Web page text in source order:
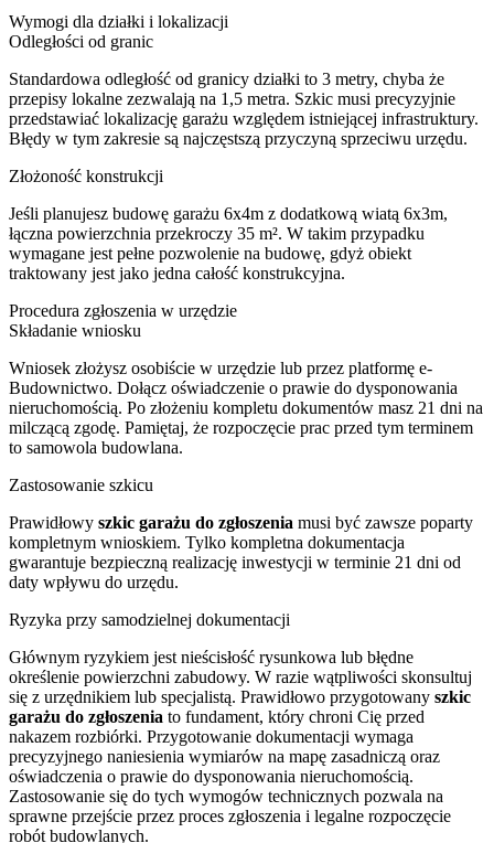
Wymogi dla działki i lokalizacji
Odległości od granic
Standardowa odległość od granicy działki to 3 metry, chyba że
przepisy lokalne zezwalają na 1,5 metra. Szkic musi precyzyjnie
przedstawiać lokalizację garażu względem istniejącej infrastruktury.
Błędy w tym zakresie są najczęstszą przyczyną sprzeciwu urzędu.
Złożoność konstrukcji
Jeśli planujesz budowę garażu 6x4m z dodatkową wiatą 6x3m,
łączna powierzchnia przekroczy 35 m². W takim przypadku
wymagane jest pełne pozwolenie na budowę, gdyż obiekt
traktowany jest jako jedna całość konstrukcyjna.
Procedura zgłoszenia w urzędzie
Składanie wniosku
Wniosek złożysz osobiście w urzędzie lub przez platformę e-
Budownictwo. Dołącz oświadczenie o prawie do dysponowania
nieruchomością. Po złożeniu kompletu dokumentów masz 21 dni na
milczącą zgodę. Pamiętaj, że rozpoczęcie prac przed tym terminem
to samowola budowlana.
Zastosowanie szkicu
Prawidłowy szkic garażu do zgłoszenia musi być zawsze poparty
kompletnym wnioskiem. Tylko kompletna dokumentacja
gwarantuje bezpieczną realizację inwestycji w terminie 21 dni od
daty wpływu do urzędu.
Ryzyka przy samodzielnej dokumentacji
Głównym ryzykiem jest nieścisłość rysunkowa lub błędne
określenie powierzchni zabudowy. W razie wątpliwości skonsultuj
się z urzędnikiem lub specjalistą. Prawidłowo przygotowany szkic
garażu do zgłoszenia to fundament, który chroni Cię przed
nakazem rozbiórki. Przygotowanie dokumentacji wymaga
precyzyjnego naniesienia wymiarów na mapę zasadniczą oraz
oświadczenia o prawie do dysponowania nieruchomością.
Zastosowanie się do tych wymogów technicznych pozwala na
sprawne przejście przez proces zgłoszenia i legalne rozpoczęcie
robót budowlanych.